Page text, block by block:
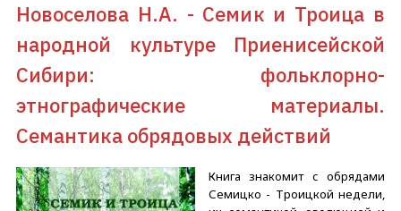
Новоселова Н.А. - Семик и Троица в
народной культуре Приенисейской
Сибири: фольклорно-
этнографические материалы.
Семантика обрядовых действий
Книга знакомит с обрядами
Семицко - Троицкой недели,